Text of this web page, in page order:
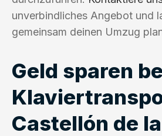
unverbindliches Angebot und
gemeinsam deinen Umzug
Geld sparen
Castellón de